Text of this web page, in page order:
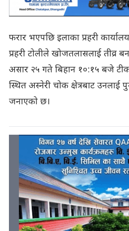
फरार भएपछि इलाका प्रहरी
प्रहरी टोलीले खोजतलासलाई तीव्र
असार २५ गते बिहान १०:१५ बजे
स्थित अस्नेरी चोक क्षेत्रबाट उनलाई
जनाएको छ।